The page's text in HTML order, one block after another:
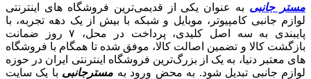
مستر جانبی به عنوان یکی از قدیمی‌ترین فروشگاه های اینترنتی
لوازم جانبی کامپیوتر، موبایل و شبکه با بیش از یک دهه تجربه، با
پایبندی به سه اصل کلیدی، پرداخت در محل، ۷ روز ضمانت
بازگشت کالا و تضمین اصالت کالا، موفق شده تا همگام با فروشگاه‌
های معتبر دنیا، به یک از بزرگ‌ترین فروشگاه اینترنتی ایران در حوزه
لوازم جانبی تبدیل شود. به محض ورود به مسترجانبی با یک سایت